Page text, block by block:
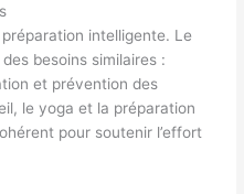
intelligente. Le
besoins similaires :
et prévention des
le yoga et la préparation
pour soutenir l’effort